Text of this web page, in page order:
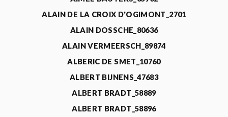
ALAIN DE LA CROIX D'OGIMONT_2701
ALAIN DOSSCHE_80636
ALAIN VERMEERSCH_89874
ALBERIC DE SMET_10760
ALBERT BIJNENS_47683
ALBERT BRADT_58889
ALBERT BRADT_58896